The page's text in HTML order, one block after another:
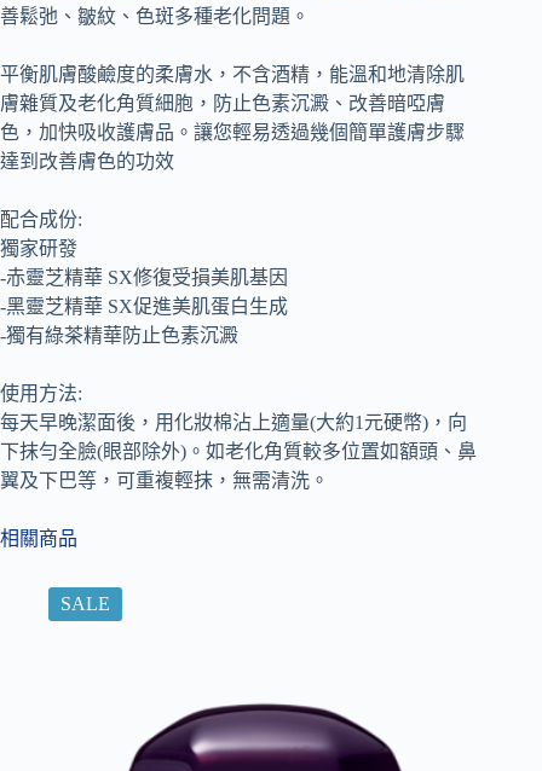
善鬆弛、皺紋、色斑多種老化問題。
平衡肌膚酸鹼度的柔膚水，不含酒精，能溫和地清除肌
膚雜質及老化角質細胞，防止色素沉澱、改善暗啞膚
色，加快吸收護膚品。讓您輕易透過幾個簡單護膚步驟
達到改善膚色的功效
配合成份:
獨家研發
-赤靈芝精華 SX修復受損美肌基因
-黑靈芝精華 SX促進美肌蛋白生成
-獨有綠茶精華防止色素沉澱
使用方法:
每天早晚潔面後，用化妝棉沾上適量(大約1元硬幣)，向
下抹勻全臉(眼部除外)。如老化角質較多位置如額頭、鼻
翼及下巴等，可重複輕抹，無需清洗。
相關商品
SALE